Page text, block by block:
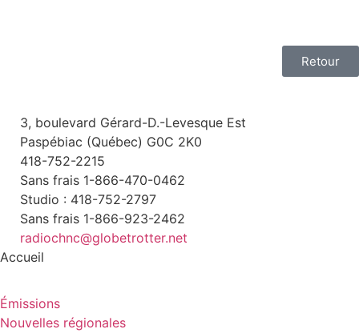
Retour
3, boulevard Gérard-D.-Levesque Est
Paspébiac (Québec) G0C 2K0
418-752-2215
Sans frais 1-866-470-0462
Studio : 418-752-2797
Sans frais 1-866-923-2462
radiochnc@globetrotter.net
Accueil
Émissions
Nouvelles régionales